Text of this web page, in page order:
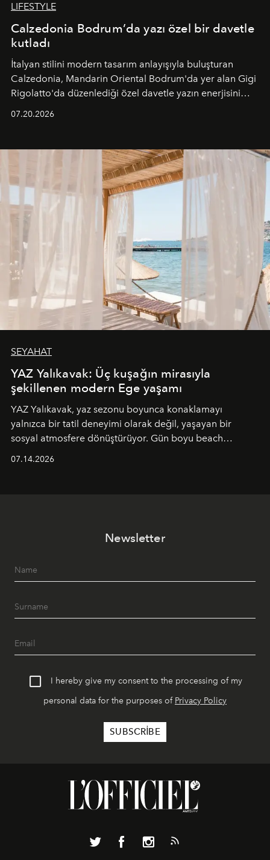
LIFESTYLE
Calzedonia Bodrum’da yazı özel bir davetle
kutladı
İtalyan stilini modern tasarım anlayışıyla buluşturan
Calzedonia, Mandarin Oriental Bodrum'da yer alan Gigi
Rigolatto'da düzenlediği özel davetle yazın enerjisini
07.20.2026
SEYAHAT
YAZ Yalıkavak: Üç kuşağın mirasıyla
şekillenen modern Ege yaşamı
YAZ Yalıkavak, yaz sezonu boyunca konaklamayı
yalnızca bir tatil deneyimi olarak değil, yaşayan bir
sosyal atmosfere dönüştürüyor. Gün boyu beach
geceye taşıyarak her hafta farklı bir deneyim sunuyor.
07.14.2026
Newsletter
I hereby give my consent to the processing of my
personal data for the purposes of Privacy Policy